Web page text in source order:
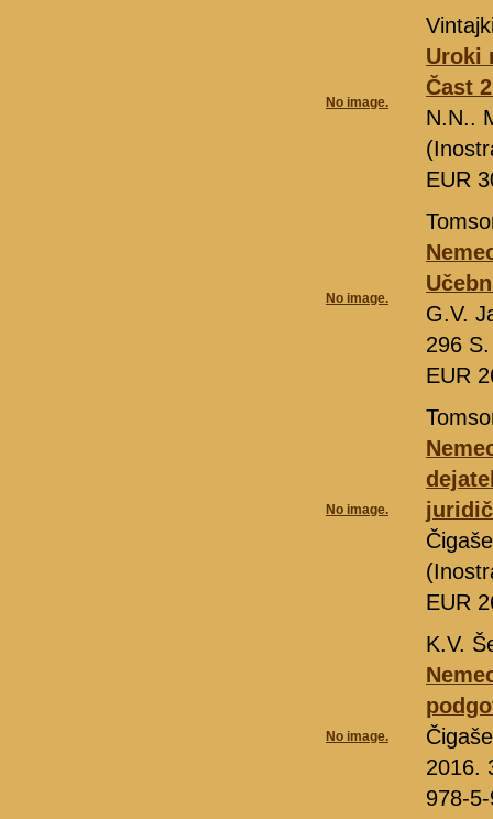
No image.
Uroki
Čast
N.N..
EUR
No image.
G.V.
296
EUR
No image.
EUR
No image.
K.V.
2016.
978-